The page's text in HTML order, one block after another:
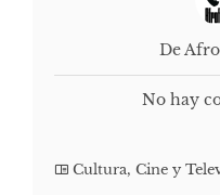
De
No hay
Cultura, Cine y